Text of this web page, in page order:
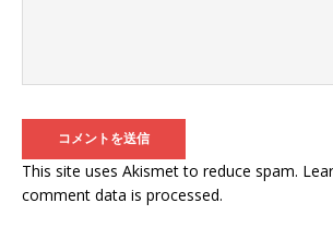
This site uses Akismet to reduce spam.
comment data is processed.